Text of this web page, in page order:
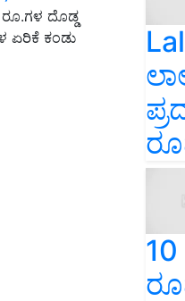
ದೊಡ್ಡ
ಏರಿಕೆ ಕಂಡು